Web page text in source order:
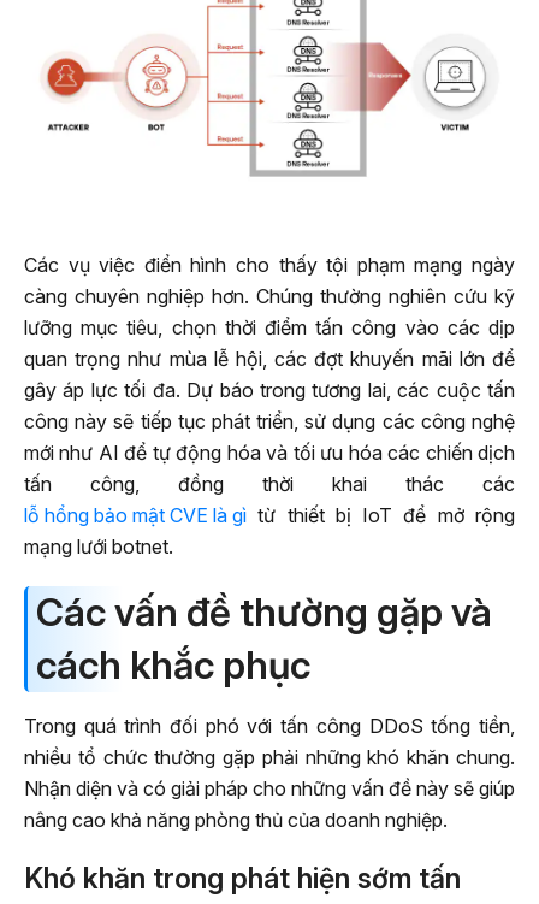
Các vụ việc điển hình cho thấy tội phạm mạng ngày
càng chuyên nghiệp hơn. Chúng thường nghiên cứu kỹ
lưỡng mục tiêu, chọn thời điểm tấn công vào các dịp
quan trọng như mùa lễ hội, các đợt khuyến mãi lớn để
gây áp lực tối đa. Dự báo trong tương lai, các cuộc tấn
công này sẽ tiếp tục phát triển, sử dụng các công nghệ
mới như AI để tự động hóa và tối ưu hóa các chiến dịch
tấn công, đồng thời khai thác các
lỗ hổng bảo mật CVE là gì từ thiết bị IoT để mở rộng
mạng lưới botnet.
Các vấn đề thường gặp và
cách khắc phục
Trong quá trình đối phó với tấn công DDoS tống tiền,
nhiều tổ chức thường gặp phải những khó khăn chung.
Nhận diện và có giải pháp cho những vấn đề này sẽ giúp
nâng cao khả năng phòng thủ của doanh nghiệp.
Khó khăn trong phát hiện sớm tấn